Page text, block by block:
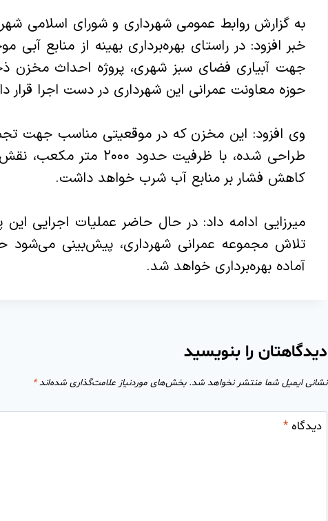
به گزارش روابط عمومی شهرداری و شورای اسلامی شهر
خبر افزود: در راستای بهره‌برداری بهینه از منابع
جهت آبیاری فضای سبز شهری، پروژه احداث مخزن
حوزه معاونت عمرانی این شهرداری در دست اجرا قرار
وی افزود: این مخزن که در موقعیتی مناسب جهت
طراحی شده، با ظرفیت
کاهش فشار بر منابع آب شرب خواهد داشت.
میرزایی ادامه داد: در حال حاضر عملیات اجرایی این
تلاش مجموعه عمرانی شهرداری، پیش‌بینی می‌شود
آماده بهره‌برداری خواهد شد.
دیدگاهتان را بنویسید
نشانی ایمیل شما منتشر نخواهد شد. بخش‌های موردنیاز علامت‌گذاری شده‌اند*
دیدگاه*